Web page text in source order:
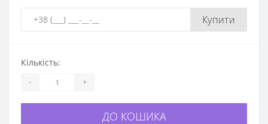
Купити
Кількість:
- +
ДО КОШИКА